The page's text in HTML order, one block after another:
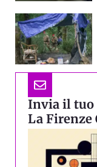
Invia il tuo
La Firenze